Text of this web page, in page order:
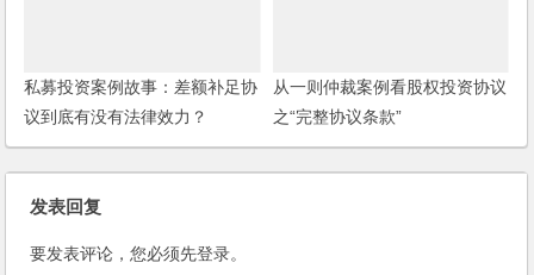
私募投资案例故事：差额补足协
议到底有没有法律效力？
从一则仲裁案例看股权投资协议
之“完整协议条款”
发表回复
要发表评论，您必须先登录。